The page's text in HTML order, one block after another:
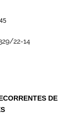
22-14
DE